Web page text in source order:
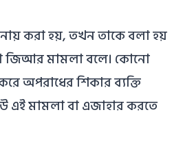
করা হয়, তখন তাকে বলা হয়
জিআর মামলা বলে। কোনো
অপরাধের শিকার ব্যক্তি
এই মামলা বা এজাহার করতে